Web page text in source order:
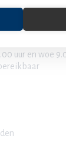
uur en woe